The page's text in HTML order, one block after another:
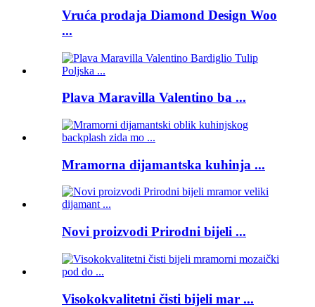
Vruća prodaja Diamond Design Woo
...
Plava Maravilla Valentino ba ...
Mramorna dijamantska kuhinja ...
Novi proizvodi Prirodni bijeli ...
Visokokvalitetni čisti bijeli mar ...